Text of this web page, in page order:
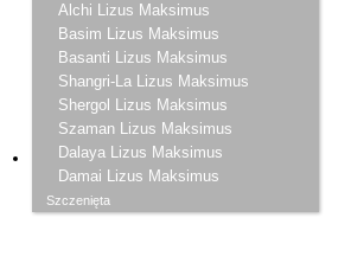
Alchi Lizus Maksimus
Basim Lizus Maksimus
Basanti Lizus Maksimus
Shangri-La Lizus Maksimus
Shergol Lizus Maksimus
Szaman Lizus Maksimus
Dalaya Lizus Maksimus
Damai Lizus Maksimus
Szczenięta
ZAPISKI